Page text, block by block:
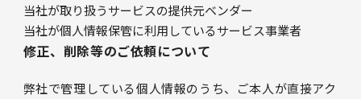
当社が取り扱うサービスの提供元ベンダー
当社が個人情報保管に利用しているサービス事業者
修正、削除等のご依頼について
弊社で管理している個人情報のうち、ご本人が直接アク